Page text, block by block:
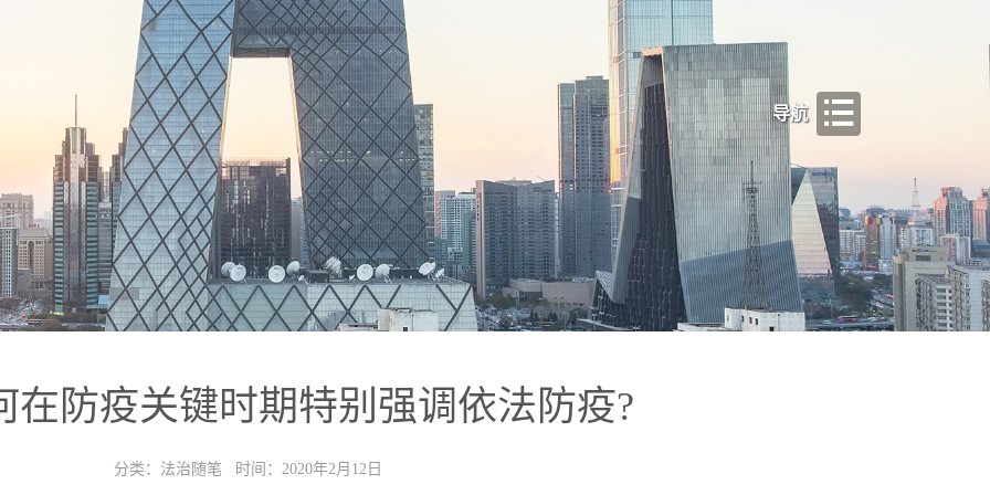
导航
在防疫关键时期特别强调依法防疫?
分类：法治随笔 时间：2020年2月12日